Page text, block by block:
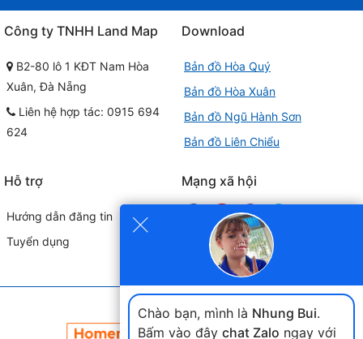
×
Chào bạn, mình là Nhung Bui.
Bấm vào đây chat Zalo ngay với
Công ty TNHH Land Map
B2-80 lô 1 KĐT Nam Hòa
Xuân, Đà Nẵng
Liên hệ hợp tác: 0915 694
624
Download
Bản đồ Hòa Quý
Bản đồ Hòa Xuân
Bản đồ Ngũ Hành Sơn
Bản đồ Liên Chiểu
Hỗ trợ
Hướng dẫn đăng tin
Tuyển dụng
Mạng xã hội